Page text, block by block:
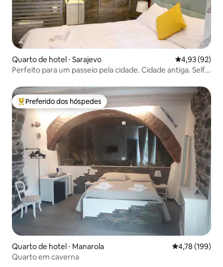
Quarto de hotel ⋅ Sarajevo 4,93 de uma
4,93 (92)
Perfeito para um passeio pela cidade. Cidade antiga. Self
Entre os melhores preferidos dos hóspedes
Preferido dos hóspedes
Quarto de hotel ⋅ Manarola 4,78 de uma
4,78 (199)
Quarto em caverna